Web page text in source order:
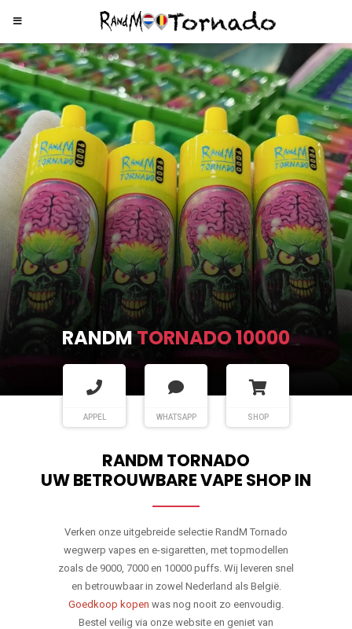
RANDMTORNADO 9000
APPEL WHATSAPP SHOP
RANDM TORNADO
UW BETROUWBARE VAPE SHOP IN
Verken onze uitgebreide selectie RandM Tornado
wegwerp vapes en e-sigaretten, met topmodellen
zoals de 9000, 7000 en 10000 puffs. Wij leveren snel
en betrouwbaar in zowel Nederland als België.
Goedkoop kopen was nog nooit zo eenvoudig.
Bestel veilig via onze website en geniet van